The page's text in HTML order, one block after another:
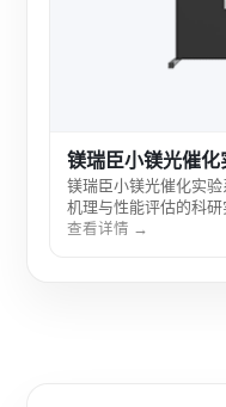
镁瑞臣小镁光催化
镁瑞臣小镁光催化实
机理与性能评估的科研
控与高灵敏检测模块，
查看详情 →